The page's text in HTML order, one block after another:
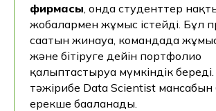
фирмасы, онда студенттер
жобалармен жұмыс істейді. Бұл
сағатын жинауға, командада
және бітіруге дейін портфолио
қалыптастыруға мүмкіндік
тәжірибе Data Scientist мансабын
ерекше бағаланады.